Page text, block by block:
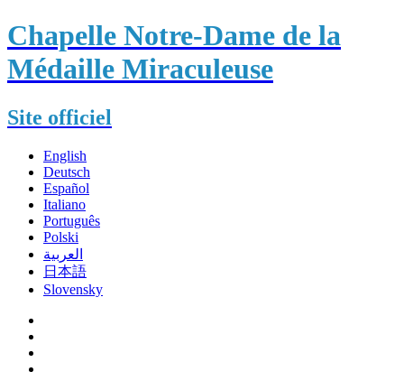
Chapelle Notre-Dame de la
Médaille Miraculeuse
Site officiel
English
Deutsch
Español
Italiano
Português
Polski
العربية
日本語
Slovensky